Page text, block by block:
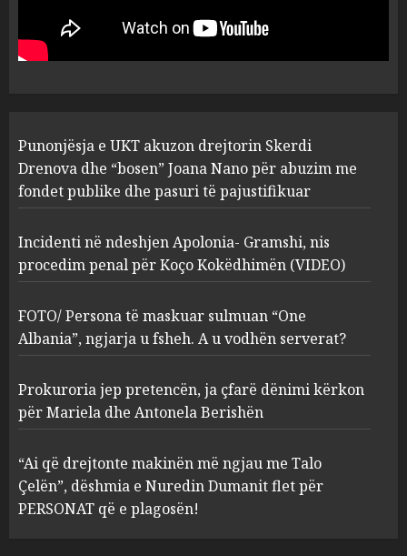
1
“bosen” Joana Nano për
abuzim me fondet publike dhe
pasuri të pajustifikuar
2
Apolonia- Gramshi, nis
procedim penal për Koço
Kokëdhimën (VIDEO)
MARCH 27, 2025
3
FOTO/ Persona të maskuar
sulmuan “One Albania”,
ngjarja u fsheh. A u vodhën
serverat?
MARCH 25, 2025
4
Prokuroria jep pretencën, ja
çfarë dënimi kërkon për
Berishën
MARCH 25, 2025
Punonjësja e UKT akuzon drejtorin Skerdi
Drenova dhe “bosen” Joana Nano për abuzim me
fondet publike dhe pasuri të pajustifikuar
Incidenti në ndeshjen Apolonia- Gramshi, nis
procedim penal për Koço Kokëdhimën (VIDEO)
FOTO/ Persona të maskuar sulmuan “One
Albania”, ngjarja u fsheh. A u vodhën serverat?
Prokuroria jep pretencën, ja çfarë dënimi kërkon
për Mariela dhe Antonela Berishën
“Ai që drejtonte makinën më ngjau me Talo
Çelën”, dëshmia e Nuredin Dumanit flet për
PERSONAT që e plagosën!